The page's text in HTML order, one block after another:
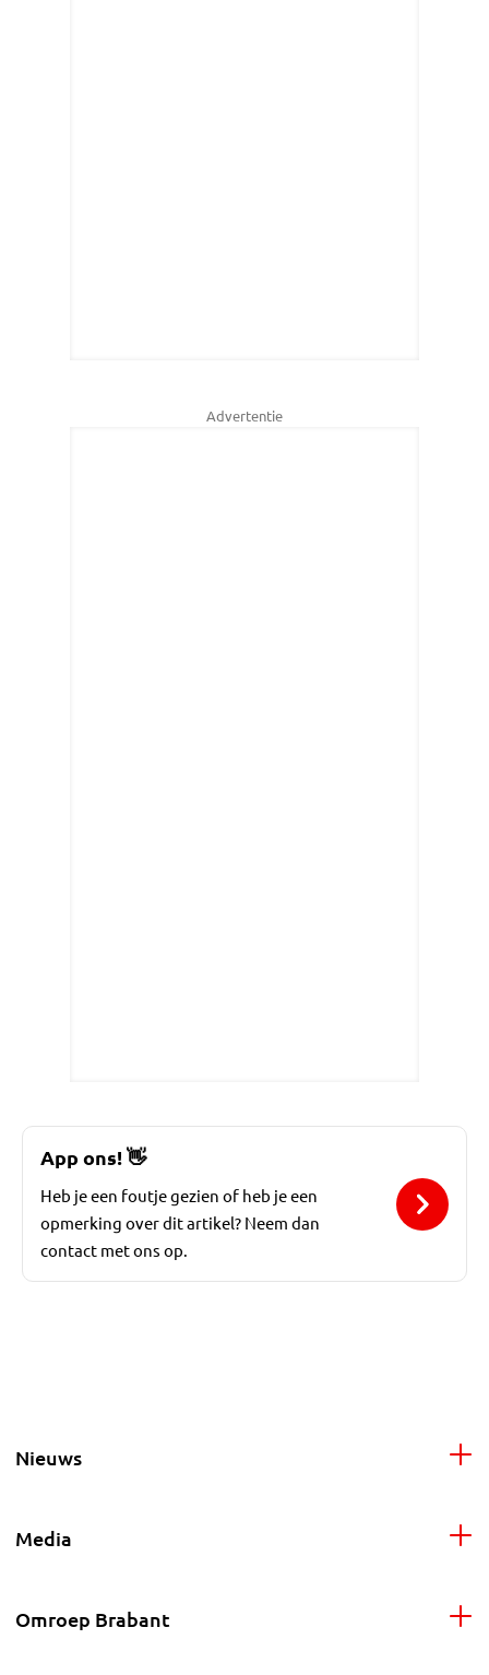
Advertentie
App ons!👋
Heb je een foutje gezien of heb je een
opmerking over dit artikel? Neem dan
contact met ons op.
Nieuws
Media
Omroep Brabant